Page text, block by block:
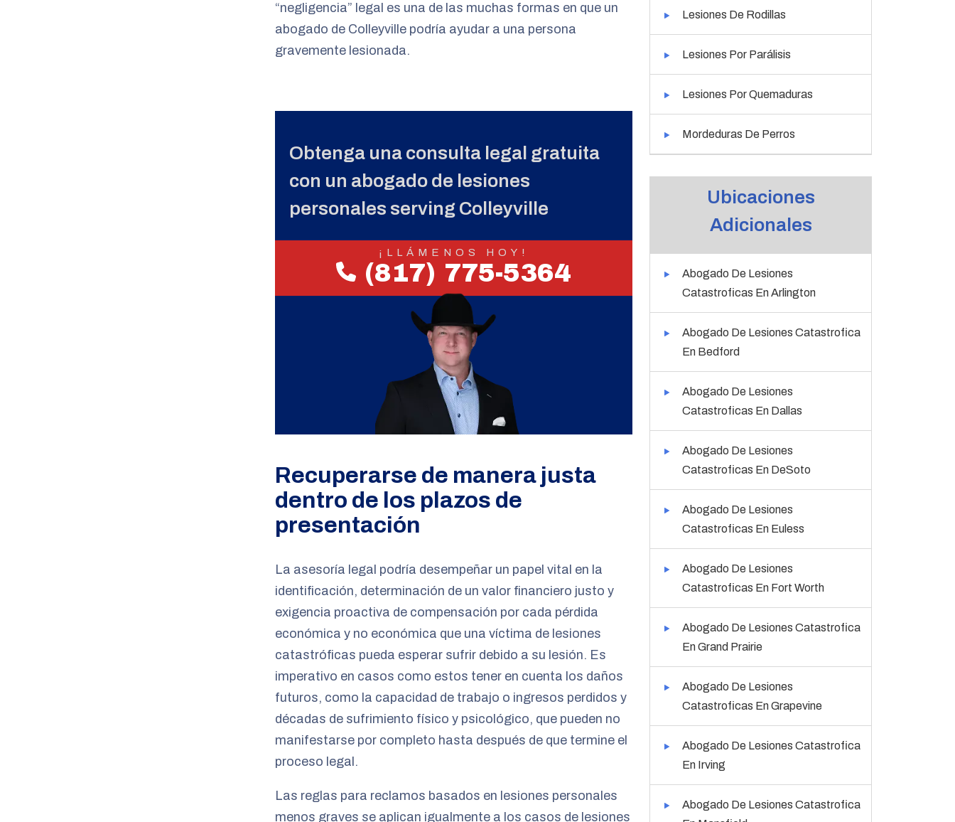
“negligencia” legal es una de las muchas formas en que un
abogado de Colleyville podría ayudar a una persona
gravemente lesionada.
Obtenga una consulta legal gratuita
con un abogado de lesiones
personales serving Colleyville
¡LLÁMENOS HOY!
(817) 775-5364
Recuperarse de manera justa
dentro de los plazos de
presentación
La asesoría legal podría desempeñar un papel vital en la
identificación, determinación de un valor financiero justo y
exigencia proactiva de compensación por cada pérdida
económica y no económica que una víctima de lesiones
catastróficas pueda esperar sufrir debido a su lesión. Es
imperativo en casos como estos tener en cuenta los daños
futuros, como la capacidad de trabajo o ingresos perdidos y
décadas de sufrimiento físico y psicológico, que pueden no
manifestarse por completo hasta después de que termine el
proceso legal.
Las reglas para reclamos basados en lesiones personales
menos graves se aplican igualmente a los casos de lesiones
Lesiones De Rodillas
Lesiones Por Parálisis
Lesiones Por Quemaduras
Mordeduras De Perros
Ubicaciones
Adicionales
Abogado De Lesiones
Catastroficas En Arlington
Abogado De Lesiones Catastrofica
En Bedford
Abogado De Lesiones
Catastroficas En Dallas
Abogado De Lesiones
Catastroficas En DeSoto
Abogado De Lesiones
Catastroficas En Euless
Abogado De Lesiones
Catastroficas En Fort Worth
Abogado De Lesiones Catastrofica
En Grand Prairie
Abogado De Lesiones
Catastroficas En Grapevine
Abogado De Lesiones Catastrofica
En Irving
Abogado De Lesiones Catastrofica